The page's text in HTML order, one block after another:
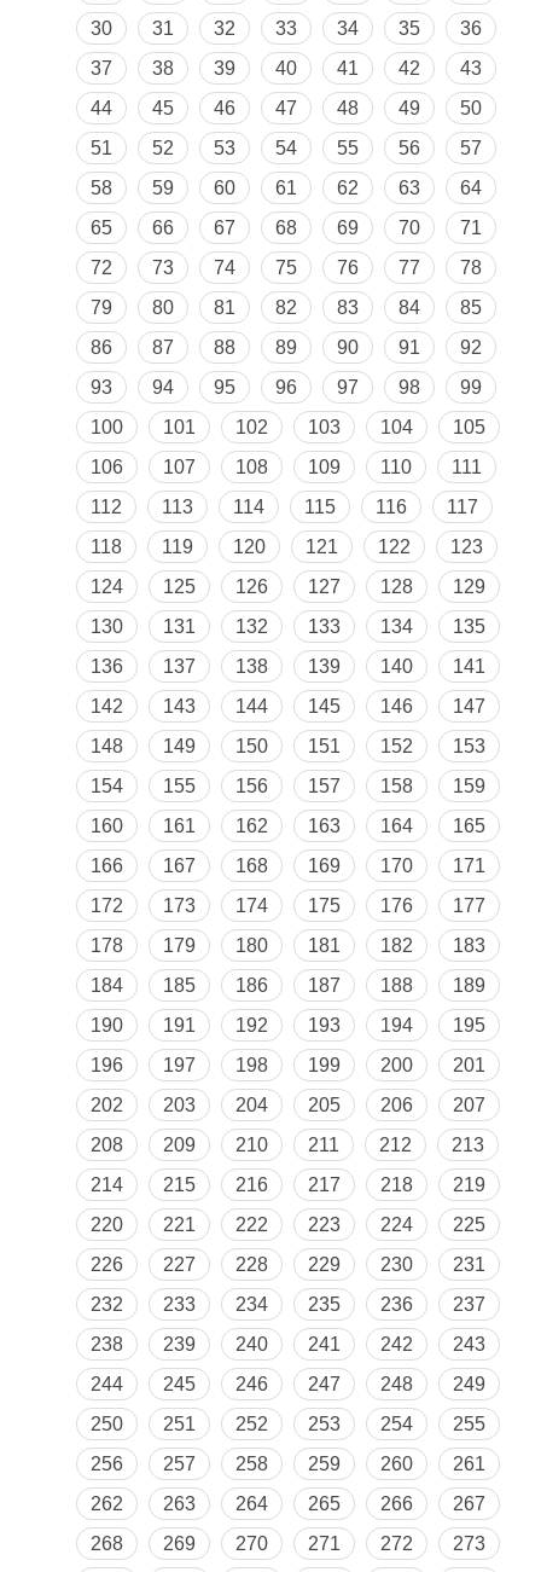
30
31 32 33 34 35
36
37
38 39 40 41 42
43
44
45 46 47 48 49
50
51
52 53 54 55 56
57
58
59 60 61 62 63
64
65
66 67 68 69 70
71
72
73 74 75 76 77
78
79
80 81 82 83 84
85
86
87 88 89 90 91
92
93
94 95 96 97 98
99
100
101 102 103 104
105
106
107 108 109 110
111
112
113 114 115 116
117
118
119 120 121 122
123
124
125 126 127 128
129
130
131 132 133 134
135
136
137 138 139 140
141
142
143 144 145 146
147
148
149 150 151 152
153
154
155 156 157 158
159
160
161 162 163 164
165
166
167 168 169 170
171
172
173 174 175 176
177
178
179 180 181 182
183
184
185 186 187 188
189
190
191 192 193 194
195
196
197 198 199 200
201
202
203 204 205 206
207
208
209 210 211 212
213
214
215 216 217 218
219
220
221 222 223 224
225
226
227 228 229 230
231
232
233 234 235 236
237
238
239 240 241 242
243
244
245 246 247 248
249
250
251 252 253 254
255
256
257 258 259 260
261
262
263 264 265 266
267
268
269 270 271 272 273